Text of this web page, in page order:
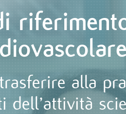
alla
dell’attività